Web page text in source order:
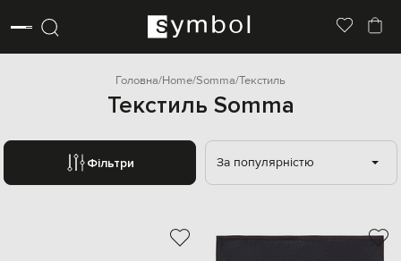
Головна Home Somma Текстиль
Текстиль Somma
Фільтри За популярністю